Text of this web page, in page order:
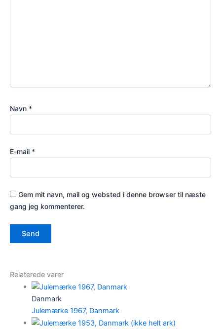
Navn *
E-mail *
Gem mit navn, mail og websted i denne browser til næste
gang jeg kommenterer.
Relaterede varer
Danmark
Julemærke 1967, Danmark